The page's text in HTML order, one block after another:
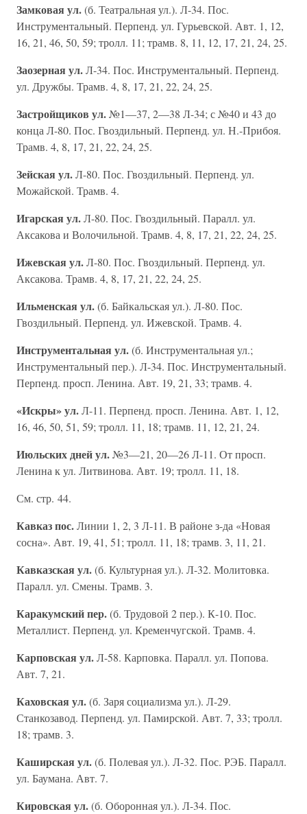
Замковая ул.(б. Театральная ул.). Л-34. Пос.
Инструментальный. Перпенд. ул. Гурьевской. Авт. 1, 12,
16, 21, 46, 50, 59; тролл. 11; трамв. 8, 11, 12, 17, 21, 24, 25.
Заозерная ул.Л-34. Пос. Инструментальный. Перпенд.
ул. Дружбы. Трамв. 4, 8, 17, 21, 22, 24, 25.
Застройщиков ул.№1—37, 2—38 Л-34; с №40 и 43 до
конца Л-80. Пос. Гвоздильный. Перпенд. ул. Н.-Прибоя.
Трамв. 4, 8, 17, 21, 22, 24, 25.
Зейская ул.Л-80. Пос. Гвоздильный. Перпенд. ул.
Можайской. Трамв. 4.
Игарская ул.Л-80. Пос. Гвоздильный. Паралл. ул.
Аксакова и Волочильной. Трамв. 4, 8, 17, 21, 22, 24, 25.
Ижевская ул.Л-80. Пос. Гвоздильный. Перпенд. ул.
Аксакова. Трамв. 4, 8, 17, 21, 22, 24, 25.
Ильменская ул.(б. Байкальская ул.). Л-80. Пос.
Гвоздильный. Перпенд. ул. Ижевской. Трамв. 4.
Инструментальная ул.(б. Инструментальная ул.;
Инструментальный пер.). Л-34. Пос. Инструментальный.
Перпенд. просп. Ленина. Авт. 19, 21, 33; трамв. 4.
«Искры» ул.Л-11. Перпенд. просп. Ленина. Авт. 1, 12,
16, 46, 50, 51, 59; тролл. 11, 18; трамв. 11, 12, 21, 24.
Июльских дней ул.№3—21, 20—26 Л-11. От просп.
Ленина к ул. Литвинова. Авт. 19; тролл. 11, 18.
См. стр. 44.
Кавказ пос.Линии 1, 2, 3 Л-11. В районе з-да «Новая
сосна». Авт. 19, 41, 51; тролл. 11, 18; трамв. 3, 11, 21.
Кавказская ул.(б. Культурная ул.). Л-32. Молитовка.
Паралл. ул. Смены. Трамв. 3.
Каракумский пер.(б. Трудовой 2 пер.). К-10. Пос.
Металлист. Перпенд. ул. Кременчугской. Трамв. 4.
Карповская ул.Л-58. Карповка. Паралл. ул. Попова.
Авт. 7, 21.
Каховская ул.(б. Заря социализма ул.). Л-29.
Станкозавод. Перпенд. ул. Памирской. Авт. 7, 33; тролл.
18; трамв. 3.
Каширская ул.(б. Полевая ул.). Л-32. Пос. РЭБ. Паралл.
ул. Баумана. Авт. 7.
Кировская ул.(б. Оборонная ул.). Л-34. Пос.